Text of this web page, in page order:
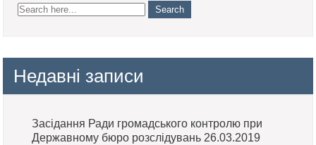
Недавні записи
Засідання Ради громадського контролю при
Державному бюро розслідувань 26.03.2019